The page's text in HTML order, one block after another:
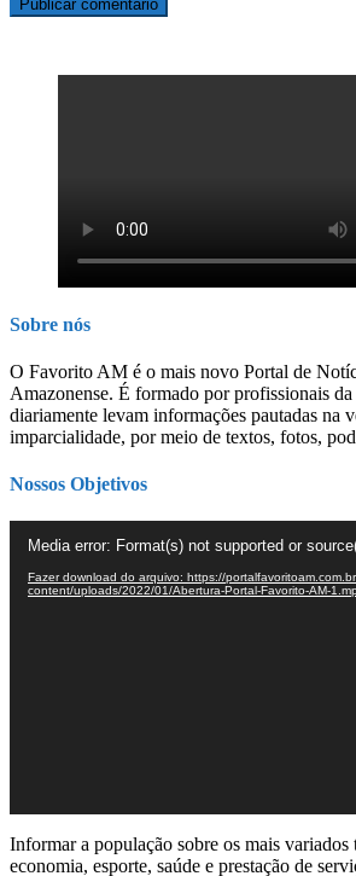
Sobre nós
O Favorito AM é o mais novo Portal de
Amazonense. É formado por profissionais
diariamente levam informações pautadas na
imparcialidade, por meio de textos, fotos,
Nossos Objetivos
vídeo
Media error: Format(s) not supported or
Fazer download do arquivo: https://
content/uploads/2022/01/Abertura-Portal-Favorito-AM-
Informar a população sobre os mais
economia, esporte, saúde e prestação de